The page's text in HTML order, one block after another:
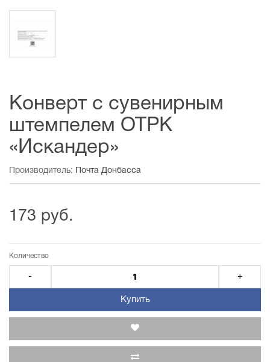
Конверт с сувенирным
штемпелем ОТРК
«Искандер»
Производитель: Почта Донбасса
173 руб.
Количество
- +
Купить